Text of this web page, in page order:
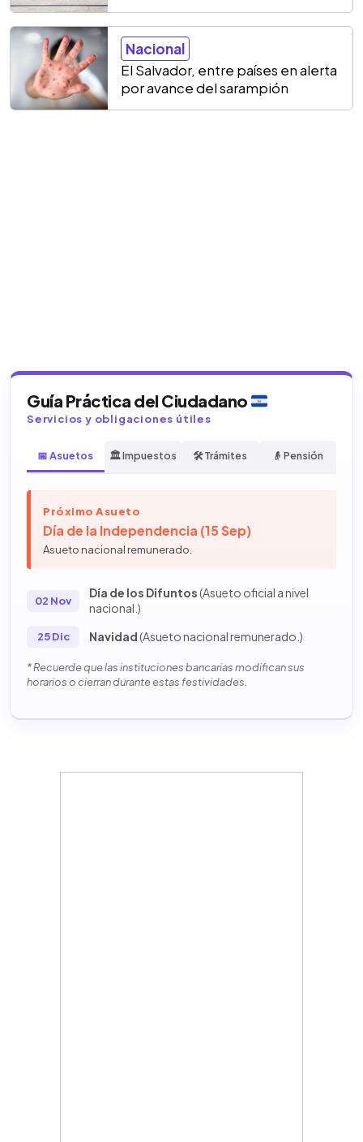
Nacional
El Salvador, entre países en alerta
por avance del sarampión
Guía Práctica del Ciudadano
Servicios y obligaciones útiles
📅 Asuetos 🏛️ Impuestos 🛠️ Trámites 👴 Pensión
Próximo Asueto
Día de la Independencia (15 Sep)
Asueto nacional remunerado.
02 Nov
Día de los Difuntos(Asueto oficial a nivel
nacional.)
25 Dic Navidad(Asueto nacional remunerado.)
* Recuerde que las instituciones bancarias modifican sus
horarios o cierran durante estas festividades.